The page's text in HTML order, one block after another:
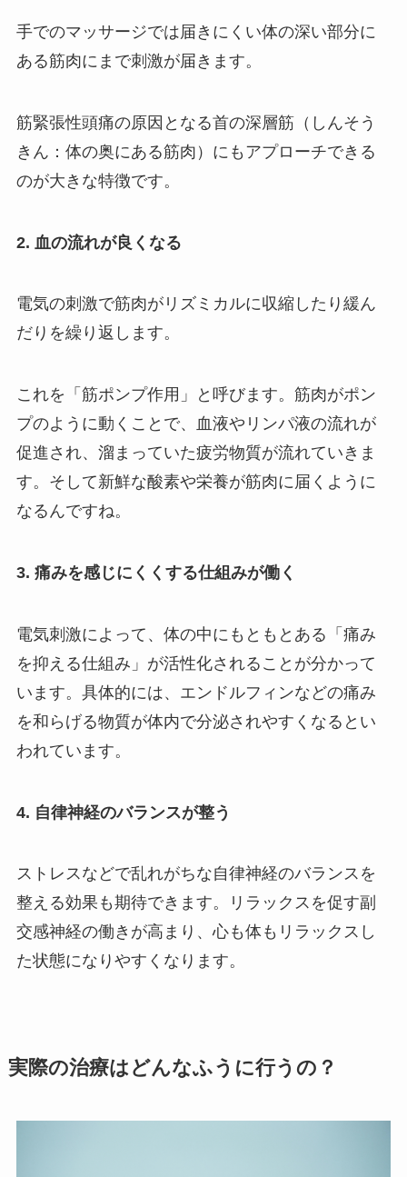
手でのマッサージでは届きにくい体の深い部分に
ある筋肉にまで刺激が届きます。
筋緊張性頭痛の原因となる首の深層筋（しんそう
きん：体の奥にある筋肉）にもアプローチできる
のが大きな特徴です。
2. 血の流れが良くなる
電気の刺激で筋肉がリズミカルに収縮したり緩ん
だりを繰り返します。
これを「筋ポンプ作用」と呼びます。筋肉がポン
プのように動くことで、血液やリンパ液の流れが
促進され、溜まっていた疲労物質が流れていきま
す。そして新鮮な酸素や栄養が筋肉に届くように
なるんですね。
3. 痛みを感じにくくする仕組みが働く
電気刺激によって、体の中にもともとある「痛み
を抑える仕組み」が活性化されることが分かって
います。具体的には、エンドルフィンなどの痛み
を和らげる物質が体内で分泌されやすくなるとい
われています。
4. 自律神経のバランスが整う
ストレスなどで乱れがちな自律神経のバランスを
整える効果も期待できます。リラックスを促す副
交感神経の働きが高まり、心も体もリラックスし
た状態になりやすくなります。
実際の治療はどんなふうに行うの？